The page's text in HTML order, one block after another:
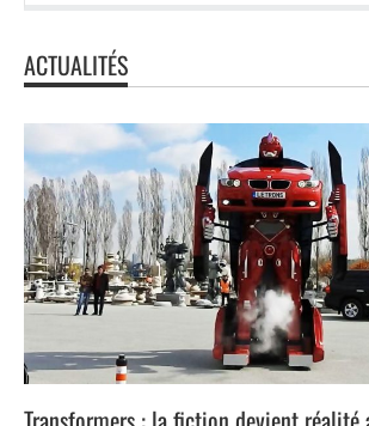
ACTUALITÉS